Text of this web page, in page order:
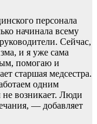
персонала
начинала всему
Сейчас,
и я уже сама
помогаю и
старшая медсестра.
одним
не возникает. Люди
— добавляет